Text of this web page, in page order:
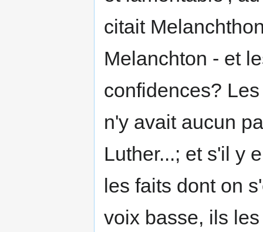
citait
Melanchton - et
confidences?
n'y avait aucun
Luther...; et s'il y
les faits dont on
voix basse, ils